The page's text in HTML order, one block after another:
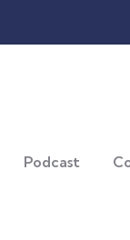
Podcast